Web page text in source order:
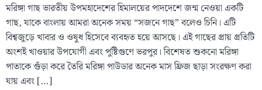
মরিঙ্গা গাছ ভারতীয় উপমহাদেশের হিমালয়ের পাদদেশে জন্ম নেওয়া একটি
গাছ, যাকে বাংলায় আমরা অনেক সময় “সজনে গাছ” বলেও চিনি। এটি
বিশ্বজুড়ে খাবার ও ওষুধ হিসেবে ব্যবহৃত হয়ে আসছে। এই গাছের প্রায় প্রতিটি
অংশই খাওয়ার উপযোগী এবং পুষ্টিগুণে ভরপুর। বিশেষত শুকনো মরিঙ্গা
পাতাকে গুঁড়া করে তৈরি মরিঙ্গা পাউডার অনেক মাস ফ্রিজ ছাড়া সংরক্ষণ করা
যায় এবং […]